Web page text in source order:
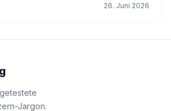
26. Juni 2026
Jargon.